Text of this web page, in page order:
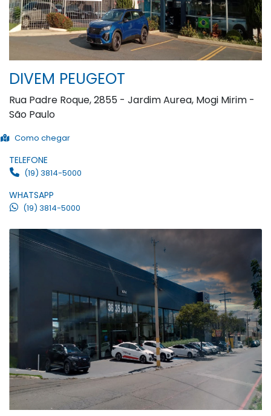
DIVEM PEUGEOT
Rua Padre Roque, 2855 - Jardim Aurea, Mogi Mirim -
São Paulo
Como chegar
TELEFONE
(19) 3814-5000
WHATSAPP
(19) 3814-5000